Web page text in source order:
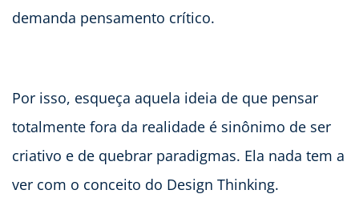
demanda pensamento crítico.
Por isso, esqueça aquela ideia de que pensar
totalmente fora da realidade é sinônimo de ser
criativo e de quebrar paradigmas. Ela nada tem a
ver com o conceito do Design Thinking.